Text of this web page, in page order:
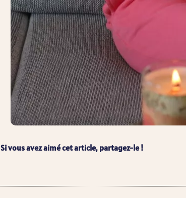
Si vous avez aimé cet article, partagez-le !